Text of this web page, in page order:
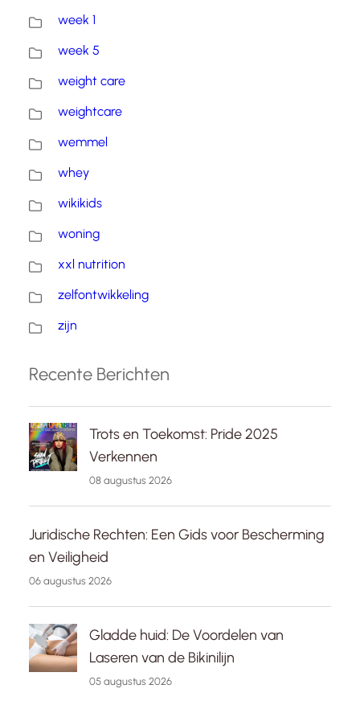
week 1
week 5
weight care
weightcare
wemmel
whey
wikikids
woning
xxl nutrition
zelfontwikkeling
zijn
Recente Berichten
Trots en Toekomst: Pride 2025
Verkennen
08 augustus 2026
Juridische Rechten: Een Gids voor Bescherming
en Veiligheid
06 augustus 2026
Gladde huid: De Voordelen van
Laseren van de Bikinilijn
05 augustus 2026